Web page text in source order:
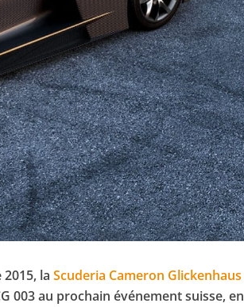
2015, laScuderia Cameron Glickenhaus
003 au prochain événement suisse, en